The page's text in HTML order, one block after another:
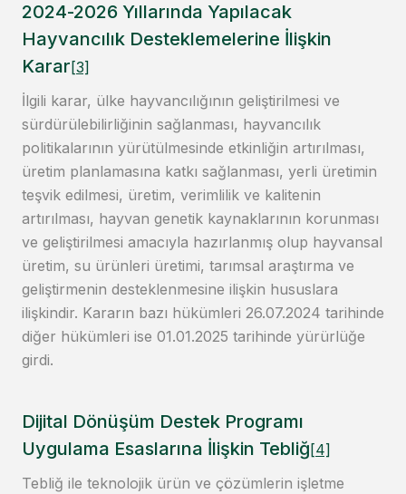
2024-2026 Yıllarında Yapılacak
Hayvancılık Desteklemelerine İlişkin
Karar [3]
İlgili karar, ülke hayvancılığının geliştirilmesi ve
sürdürülebilirliğinin sağlanması, hayvancılık
politikalarının yürütülmesinde etkinliğin artırılması,
üretim planlamasına katkı sağlanması, yerli üretimin
teşvik edilmesi, üretim, verimlilik ve kalitenin
artırılması, hayvan genetik kaynaklarının korunması
ve geliştirilmesi amacıyla hazırlanmış olup hayvansal
üretim, su ürünleri üretimi, tarımsal araştırma ve
geliştirmenin desteklenmesine ilişkin hususlara
ilişkindir. Kararın bazı hükümleri 26.07.2024 tarihinde
diğer hükümleri ise 01.01.2025 tarihinde yürürlüğe
girdi.
Dijital Dönüşüm Destek Programı
Uygulama Esaslarına İlişkin Tebliğ [4]
Tebliğ ile teknolojik ürün ve çözümlerin işletme